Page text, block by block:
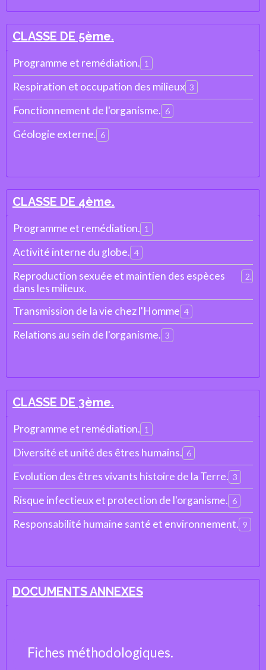
CLASSE DE 5ème.
Programme et remédiation. 1
Respiration et occupation des milieux 3
Fonctionnement de l'organisme. 6
Géologie externe. 6
CLASSE DE 4ème.
Programme et remédiation. 1
Activité interne du globe. 4
Reproduction sexuée et maintien des espèces
dans les milieux.
2
Transmission de la vie chez l'Homme 4
Relations au sein de l'organisme. 3
CLASSE DE 3ème.
Programme et remédiation. 1
Diversité et unité des êtres humains. 6
Evolution des êtres vivants histoire de la Terre. 3
Risque infectieux et protection de l'organisme. 6
Responsabilité humaine santé et environnement. 9
DOCUMENTS ANNEXES
Fiches méthodologiques.